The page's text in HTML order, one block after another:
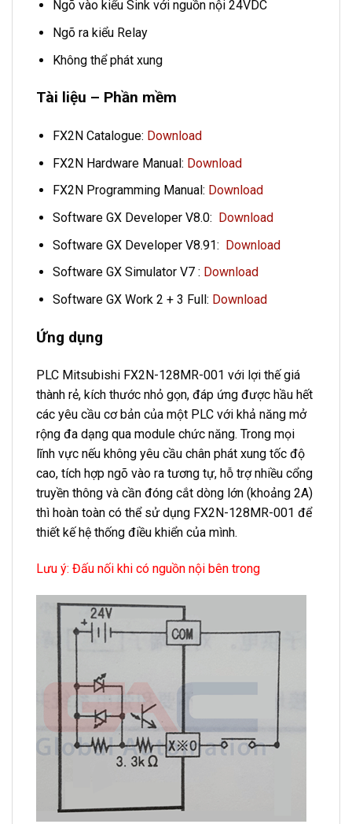
Ngõ vào kiểu Sink với nguồn nội 24VDC
Ngõ ra kiểu Relay
Không thể phát xung
Tài liệu – Phần mềm
FX2N Catalogue: Download
FX2N Hardware Manual: Download
FX2N Programming Manual: Download
Software GX Developer V8.0: Download
Software GX Developer V8.91: Download
Software GX Simulator V7 : Download
Software GX Work 2 + 3 Full: Download
Ứng dụng
PLC Mitsubishi FX2N-128MR-001 với lợi thế giá
thành rẻ, kích thước nhỏ gọn, đáp ứng được hầu hết
các yêu cầu cơ bản của một PLC với khả năng mở
rộng đa dạng qua module chức năng. Trong mọi
lĩnh vực nếu không yêu cầu chân phát xung tốc độ
cao, tích hợp ngõ vào ra tương tự, hỗ trợ nhiều cổng
truyền thông và cần đóng cắt dòng lớn (khoảng 2A)
thì hoàn toàn có thể sử dụng FX2N-128MR-001 để
thiết kế hệ thống điều khiển của mình.
Lưu ý: Đấu nối khi có nguồn nội bên trong